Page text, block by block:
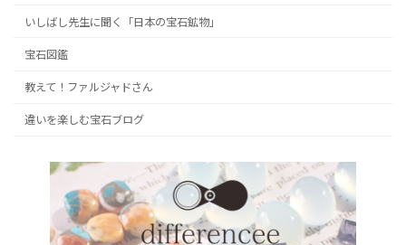
いしばし先生に聞く「日本の宝石鉱物」
宝石図鑑
教えて！ファルジャドさん
違いを楽しむ宝石ブログ